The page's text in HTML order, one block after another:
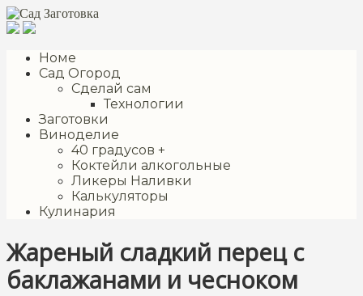
Перейти
к
Номе
Сад Огород
Сделай сам
Технологии
Заготовки
Виноделие
40 градусов +
Коктейли алкогольные
Ликеры Наливки
Калькуляторы
Кулинария
Жареный сладкий перец с
баклажанами и чесноком